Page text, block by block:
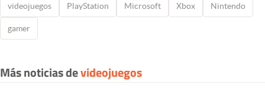
videojuegos PlayStation Microsoft Xbox Nintendo
gamer
Más noticias devideojuegos